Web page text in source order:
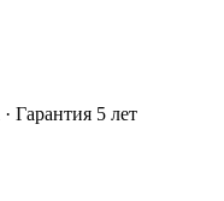
· Гарантия 5 лет